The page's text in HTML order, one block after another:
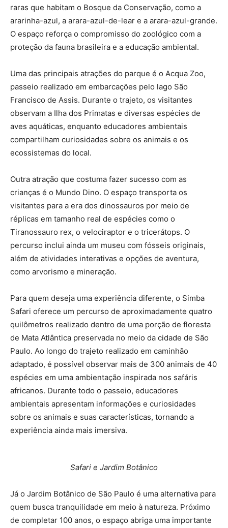
raras que habitam o Bosque da Conservação, como a
ararinha-azul, a arara-azul-de-lear e a arara-azul-grande.
O espaço reforça o compromisso do zoológico com a
proteção da fauna brasileira e a educação ambiental.
Uma das principais atrações do parque é o Acqua Zoo,
passeio realizado em embarcações pelo lago São
Francisco de Assis. Durante o trajeto, os visitantes
observam a Ilha dos Primatas e diversas espécies de
aves aquáticas, enquanto educadores ambientais
compartilham curiosidades sobre os animais e os
ecossistemas do local.
Outra atração que costuma fazer sucesso com as
crianças é o Mundo Dino. O espaço transporta os
visitantes para a era dos dinossauros por meio de
réplicas em tamanho real de espécies como o
Tiranossauro rex, o velociraptor e o tricerátops. O
percurso inclui ainda um museu com fósseis originais,
além de atividades interativas e opções de aventura,
como arvorismo e mineração.
Para quem deseja uma experiência diferente, o Simba
Safari oferece um percurso de aproximadamente quatro
quilômetros realizado dentro de uma porção de floresta
de Mata Atlântica preservada no meio da cidade de São
Paulo. Ao longo do trajeto realizado em caminhão
adaptado, é possível observar mais de 300 animais de 40
espécies em uma ambientação inspirada nos safáris
africanos. Durante todo o passeio, educadores
ambientais apresentam informações e curiosidades
sobre os animais e suas características, tornando a
experiência ainda mais imersiva.
Safari e Jardim Botânico
Já o Jardim Botânico de São Paulo é uma alternativa para
quem busca tranquilidade em meio à natureza. Próximo
de completar 100 anos, o espaço abriga uma importante